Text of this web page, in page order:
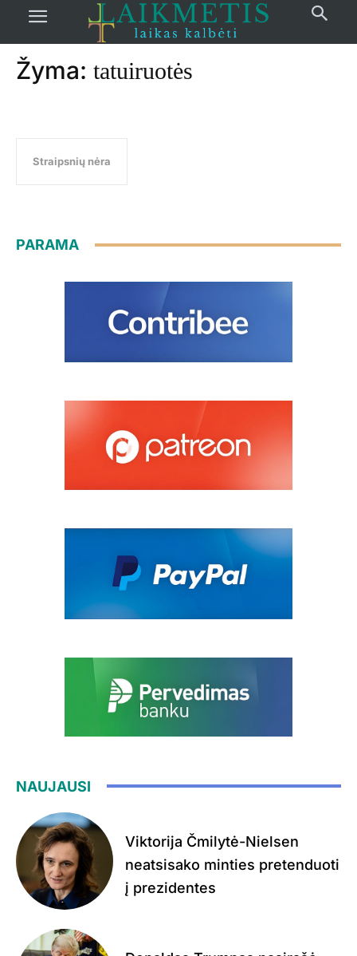
žymos Tatuiruotės
Žyma: tatuiruotės
Straipsnių nėra
PARAMA
NAUJAUSI
Viktorija Čmilytė-Nielsen
neatsisako minties pretenduoti
į prezidentes